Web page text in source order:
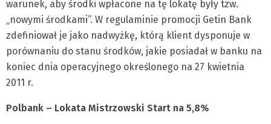
warunek, aby środki wpłacone na tę lokatę były tzw.
„nowymi środkami”. W regulaminie promocji Getin Bank
zdefiniował je jako nadwyżkę, którą klient dysponuje w
porównaniu do stanu środków, jakie posiadał w banku na
koniec dnia operacyjnego określonego na 27 kwietnia
2011 r.
Polbank – Lokata Mistrzowski Start na 5,8%